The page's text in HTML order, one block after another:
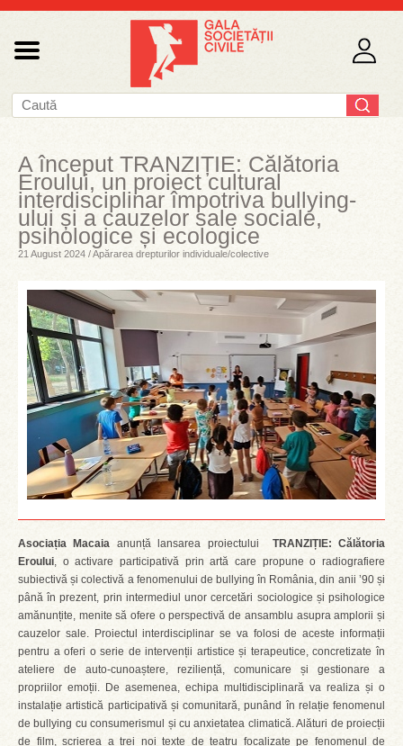
A început TRANZIȚIE: Călătoria
Eroului, un proiect cultural
interdisciplinar împotriva bullying-
ului și a cauzelor sale sociale,
psihologice și ecologice
21 August 2024 / Apărarea drepturilor individuale/colective
Asociația Macaia anunță lansarea proiectului
TRANZIȚIE: Călătoria
Eroului, o activare participativă prin artă care propune o radiografiere
subiectivă și colectivă a fenomenului de bullying în România, din anii ’90 și
până în prezent, prin intermediul unor cercetări sociologice și psihologice
amănunțite, menite să ofere o perspectivă de ansamblu asupra amplorii și
cauzelor sale. Proiectul interdisciplinar se va folosi de aceste informații
pentru a oferi o serie de intervenții artistice și terapeutice, concretizate în
ateliere de auto-cunoaștere, reziliență, comunicare și gestionare a
propriilor emoții. De asemenea, echipa multidisciplinară va realiza și o
instalație artistică participativă și comunitară, punând în relație fenomenul
de bullying cu consumerismul și cu anxietatea climatică. Alături de proiecții
de film, scrierea a trei noi texte de teatru focalizate pe fenomenul de